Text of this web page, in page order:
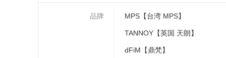
品牌 MPS【台湾 MPS】
TANNOY【英国 天朗】
dFiM【鼎梵】